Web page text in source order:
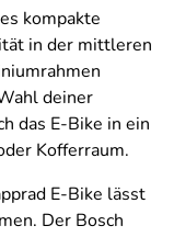
kompakte
in der mittleren
deiner
das E-Bike in ein
Kofferraum.
E-Bike lässt
Der Bosch